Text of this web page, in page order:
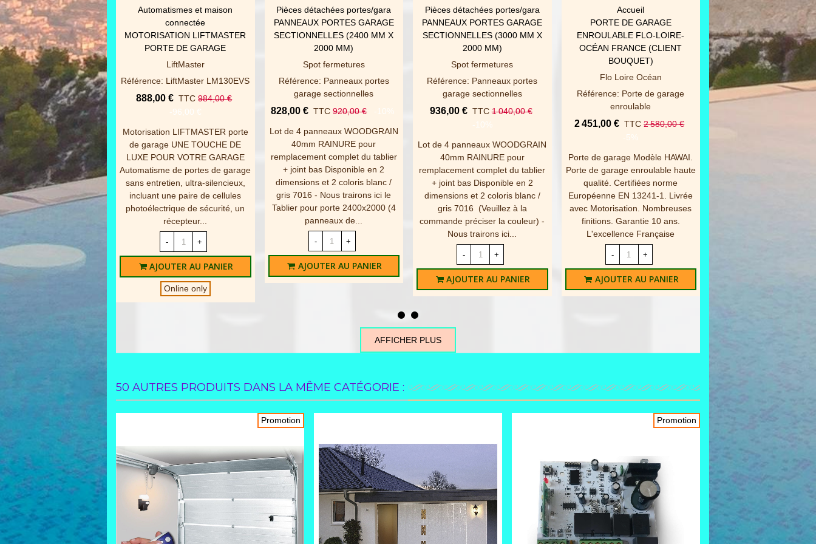
AFFICHER PLUS
Automatismes et maison
connectée
MOTORISATION LIFTMASTER
PORTE DE GARAGE
LiftMaster
Référence: LiftMaster LM130EVS
888,00 € TTC 984,00 €
-96,00 €
Motorisation LIFTMASTER porte
de garage UNE TOUCHE DE
LUXE POUR VOTRE GARAGE
Automatisme de portes de garage
sans entretien, ultra-silencieux,
incluant une paire de cellules
photoélectrique de sécurité, un
récepteur...
- +
AJOUTER AU PANIER
Online only
AFFICHER PLUS
Pièces détachées portes/gara
PANNEAUX PORTES GARAGE
SECTIONNELLES (2400 MM X
2000 MM)
Spot fermetures
Référence: Panneaux portes
garage sectionnelles
828,00 € TTC 920,00 € -10%
Lot de 4 panneaux WOODGRAIN
40mm RAINURE pour
remplacement complet du tablier
+ joint bas Disponible en 2
dimensions et 2 coloris blanc /
gris 7016 - Nous trairons ici le
Tablier pour porte 2400x2000 (4
panneaux de...
- +
AJOUTER AU PANIER
AFFICHER PLUS
Pièces détachées portes/gara
PANNEAUX PORTES GARAGE
SECTIONNELLES (3000 MM X
2000 MM)
Spot fermetures
Référence: Panneaux portes
garage sectionnelles
936,00 € TTC 1 040,00 €
-10%
Lot de 4 panneaux WOODGRAIN
40mm RAINURE pour
remplacement complet du tablier
+ joint bas Disponible en 2
dimensions et 2 coloris blanc /
gris 7016 (Veuillez à la
commande préciser la couleur) -
Nous trairons ici...
- +
AJOUTER AU PANIER
AFFICHER PLUS
Accueil
PORTE DE GARAGE
ENROULABLE FLO-LOIRE-
OCÉAN FRANCE (CLIENT
BOUQUET)
Flo Loire Océan
Référence: Porte de garage
enroulable
2 451,00 € TTC 2 580,00 €
-5%
Porte de garage Modèle HAWAI.
Porte de garage enroulable haute
qualité. Certifiées norme
Européenne EN 13241-1. Livrée
avec Motorisation. Nombreuses
finitions. Garantie 10 ans.
L'excellence Française
- +
AJOUTER AU PANIER
AFFICHER PLUS
Accueil
CARPORT NOVOFERM
OXYGEN
Novoferm
Référence: Carport
(modéle OXYGEN)
5 529,00 € TTC
AFFICHER PLUS
50 AUTRES PRODUITS DANS LA MÊME CATÉGORIE :
Promotion Promotion